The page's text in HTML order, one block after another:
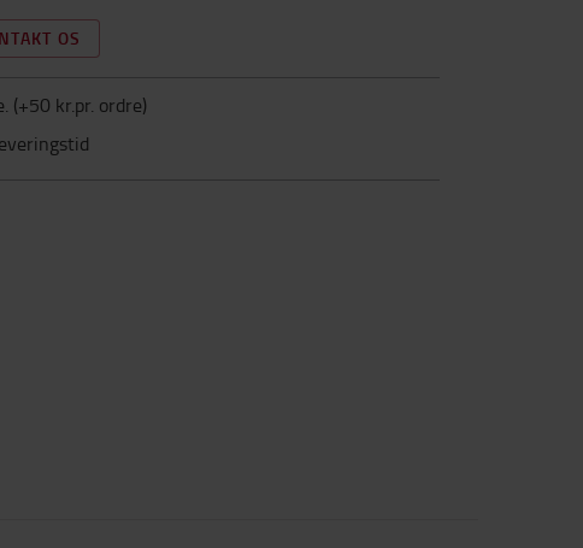
OS
(+50 kr.pr. ordre)